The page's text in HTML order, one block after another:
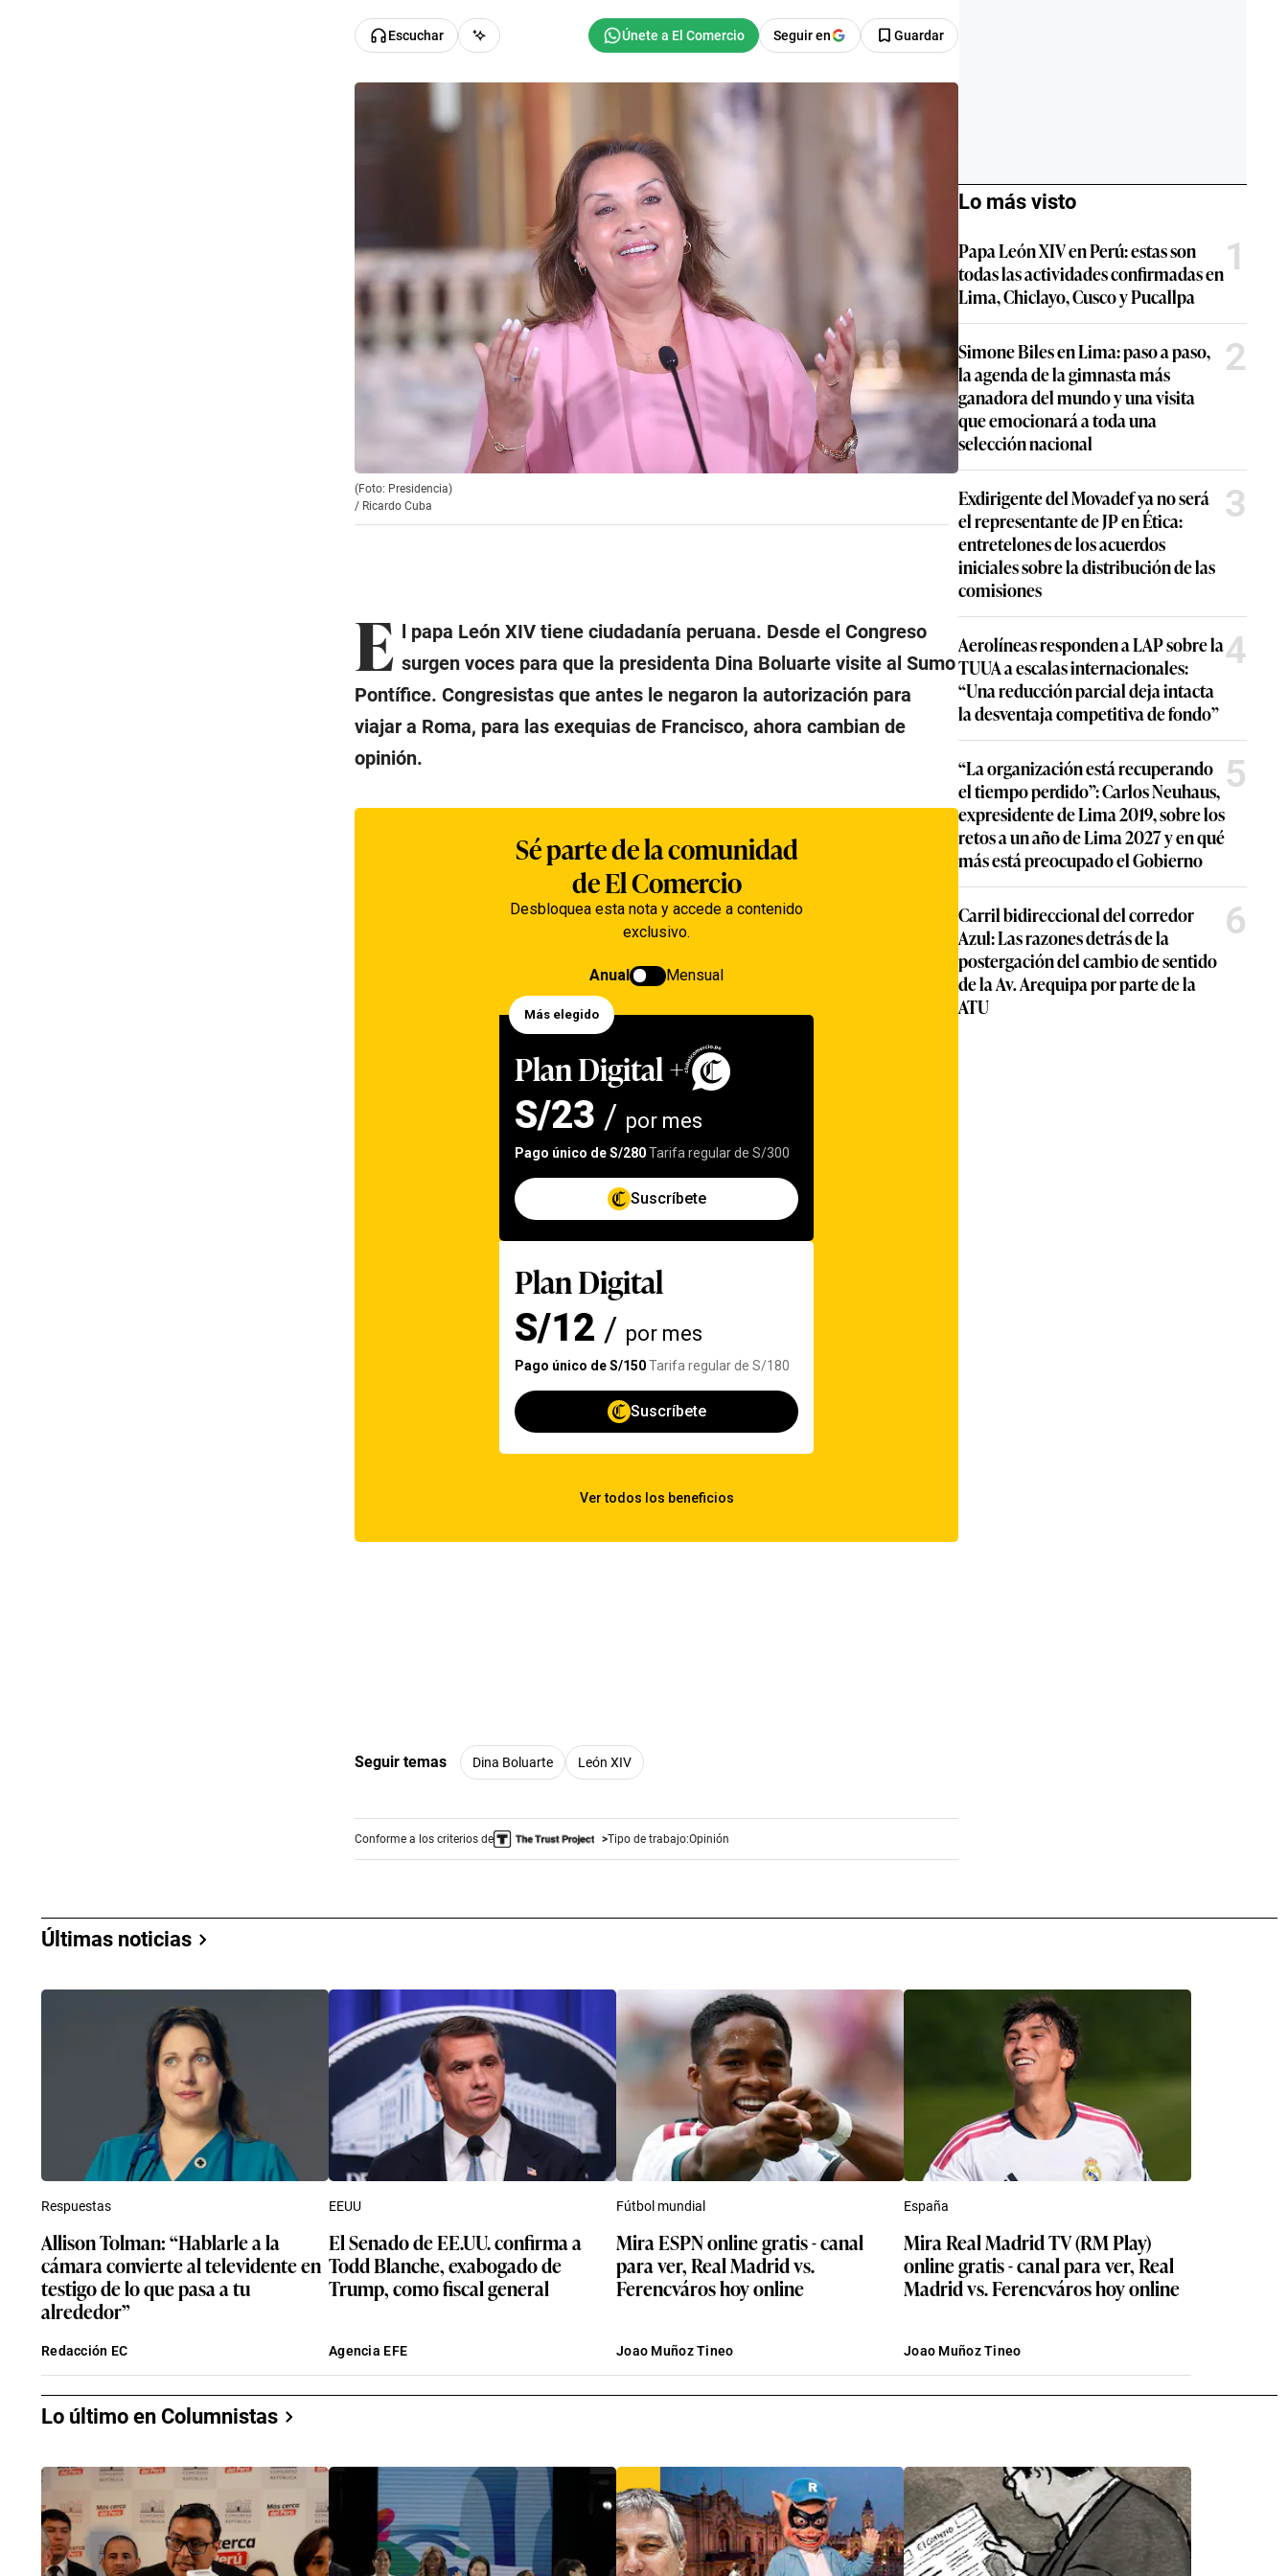
Escuchar Seguir en Guardar
(Foto: Presidencia)
/ Ricardo Cuba
E l papa León XIV tiene ciudadanía peruana. Desde el Congreso
surgen voces para que la presidenta Dina Boluarte visite al Sumo
Pontífice. Congresistas que antes le negaron la autorización para
viajar a Roma, para las exequias de Francisco, ahora cambian de
opinión.
Seguir temas Dina Boluarte León XIV
Conforme a los criterios de Tipo de trabajo:Opinión
Lo más visto
Papa León XIV en Perú: estas son
todas las actividades confirmadas en
Lima, Chiclayo, Cusco y Pucallpa
1
Simone Biles en Lima: paso a paso,
la agenda de la gimnasta más
ganadora del mundo y una visita
que emocionará a toda una
selección nacional
2
Exdirigente del Movadef ya no será
el representante de JP en Ética:
entretelones de los acuerdos
iniciales sobre la distribución de las
comisiones
3
Aerolíneas responden a LAP sobre la
TUUA a escalas internacionales:
“Una reducción parcial deja intacta
la desventaja competitiva de fondo”
4
“La organización está recuperando
el tiempo perdido”: Carlos Neuhaus,
expresidente de Lima 2019, sobre los
retos a un año de Lima 2027 y en qué
más está preocupado el Gobierno
5
Carril bidireccional del corredor
Azul: Las razones detrás de la
postergación del cambio de sentido
de la Av. Arequipa por parte de la
ATU
6
Últimas noticias
Respuestas
Allison Tolman: “Hablarle a la
cámara convierte al televidente en
testigo de lo que pasa a tu
alrededor”
Redacción EC
EEUU
El Senado de EE.UU. confirma a
Todd Blanche, exabogado de
Trump, como fiscal general
Agencia EFE
Fútbol mundial
Mira ESPN online gratis - canal
para ver, Real Madrid vs.
Ferencváros hoy online
Joao Muñoz Tineo
España
Mira Real Madrid TV (RM Play)
online gratis - canal para ver, Real
Madrid vs. Ferencváros hoy online
Joao Muñoz Tineo
Lo último en Columnistas